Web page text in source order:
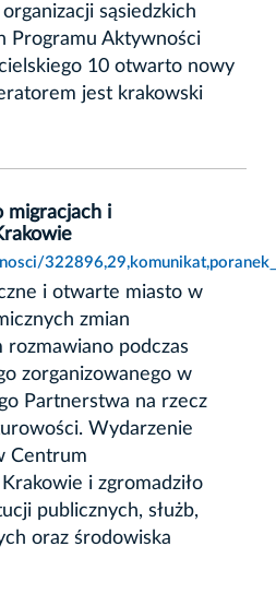
sąsiedzkich
Programu Aktywności
10 otwarto nowy
jest krakowski
migracjach i
i otwarte miasto w
zmian
rozmawiano podczas
zorganizowanego w
Partnerstwa na rzecz
Wydarzenie
Centrum
i zgromadziło
publicznych, służb,
oraz środowiska